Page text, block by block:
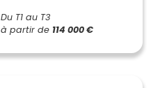
Du T1 au T3
à partir de 114 000 €